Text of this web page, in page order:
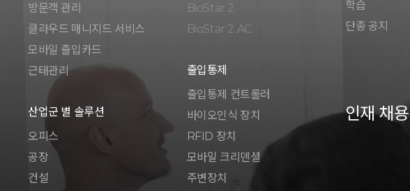
방문객 관리
클라우드 매니지드 서비스
모바일 출입카드
근태관리
산업군 별 솔루션
오피스
공장
건설
BioStar 2
BioStar 2 AC
출입통제
출입통제 컨트롤러
바이오인식 장치
RFID 장치
모바일 크리덴셜
주변장치
학습
단종 공지
인재 채용